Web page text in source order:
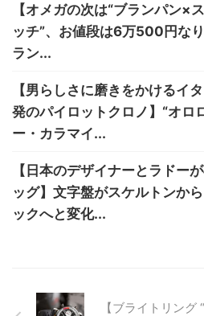
【オメガの次は“ブランパン×
ッチ”、お値段は6万500円な
ラン...
【男らしさに磨きをかけるイ
発のパイロットクロノ】“オロ
ー・カラマイ...
【日本のデザイナーとラドー
ッグ】文字盤がスケルトンか
ックへと変化...
【ブライトリング